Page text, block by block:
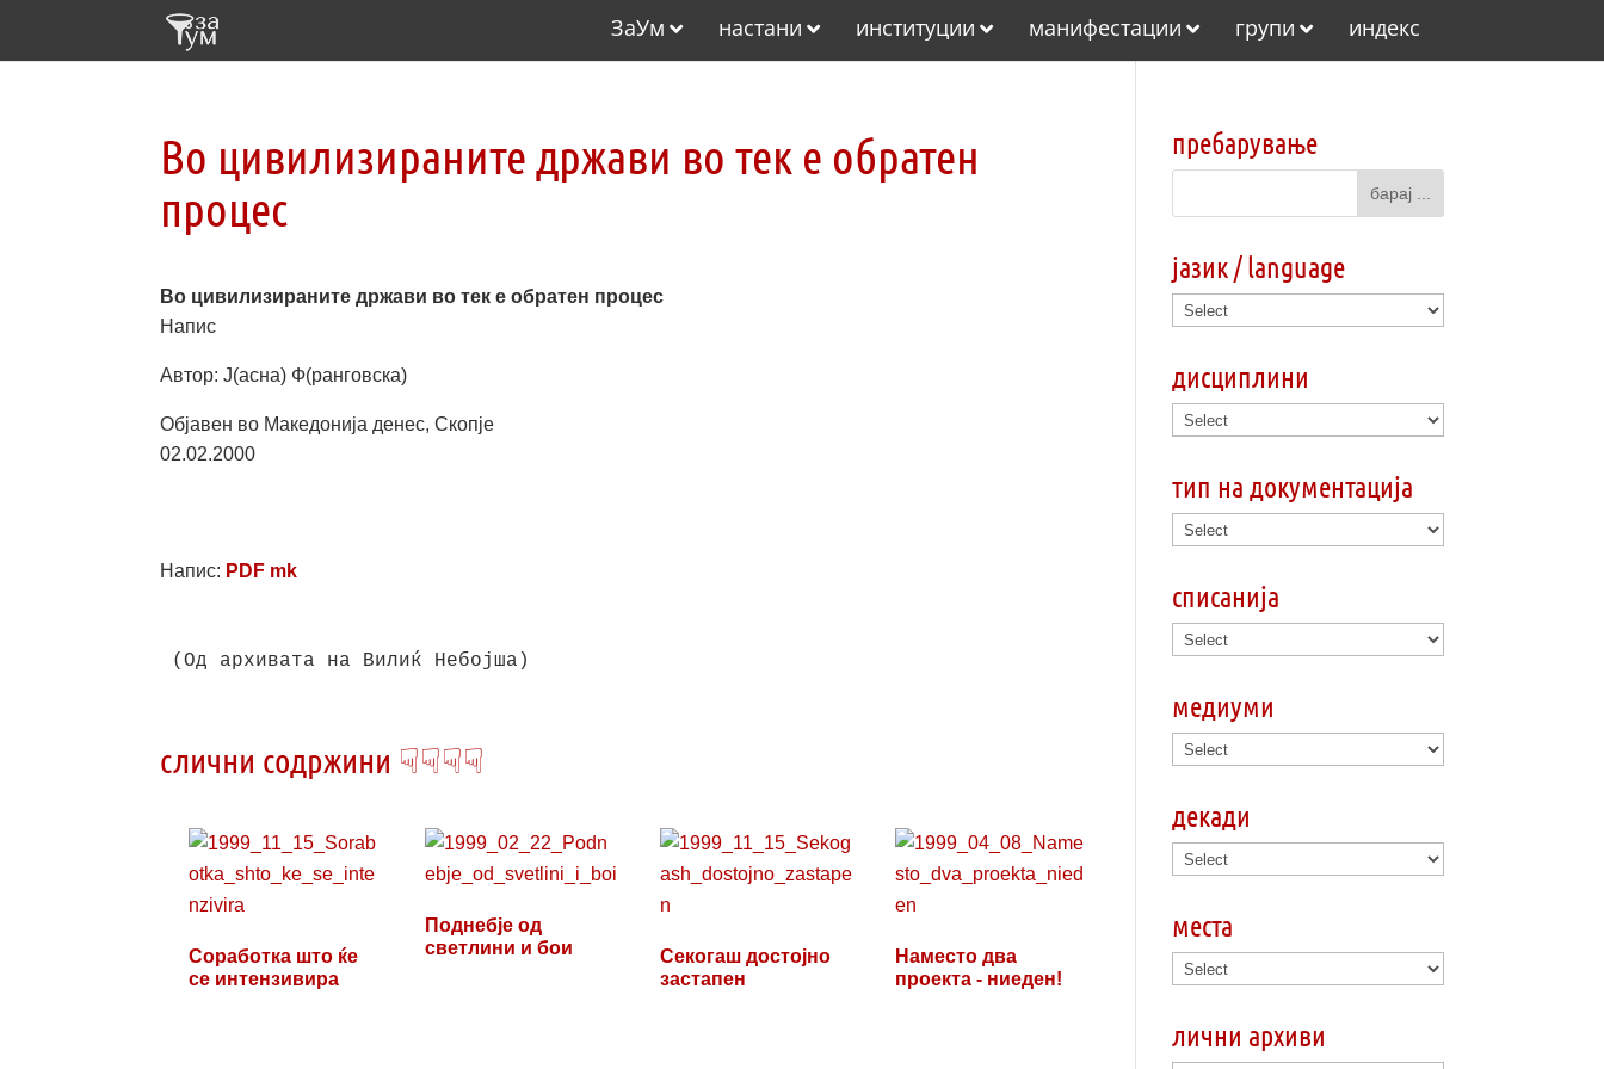
ЗаУм настани институции манифестации групи индекс
Во цивилизираните држави во тек е обратен
процес
Во цивилизираните држави во тек е обратен процес
Напис
Автор: Ј(асна) Ф(ранговска)
Објавен во Македонија денес, Скопје
02.02.2000
Напис: PDF mk
(Од архивата на Вилиќ Небојша)
слични содржини ☟☟☟☟
Соработка што ќе
се интензивира
Поднебје од
светлини и бои
Секогаш достојно
застапен
Наместо два
проекта - ниеден!
пребарување
јазик / language
дисциплини
тип на документација
списанија
медиуми
декади
места
лични архиви